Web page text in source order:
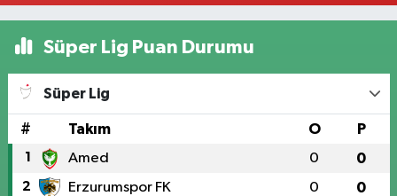
Süper Lig Puan Durumu
Süper Lig
# Takım O P
1 Amed 0 0
2 Erzurumspor FK 0 0